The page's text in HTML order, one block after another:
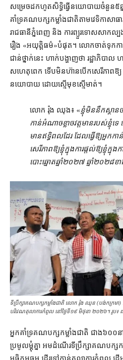
សម្រេច​ដកហូត​សិទ្ធិ​ធ្វើ​នយោបាយ​ចំនួន​៥​
គាំទ្រ​គណបក្ស​កម្លាំង​ជាតិ​តាម​វេទិកាសា
រាជធានី​ភ្នំពេញ និង ការ​ព្យួរទោស​សាកល្
រឿង «​អយុត្តិធម៌​»​បំផុត​។ លោក​ចាត់ទុក​កា
ជាន់ថ្នាក់​នេះ ហាក់​បង្ហាញថា រដ្ឋាភិប
សហេតុ​ពេក ទើប​មិន​ហ៊ាន​បើក​សេរីភាព​ឱ្
នយោបាយ ដោយ​ស្មើ​មុខ​ស្មើ​មាត់។
លោក រ៉ុង ឈុង៖ «ខ្ញុំ​មិន​នឹក​ស្ថាន​ថ
កាន់អំណាច​ខ្លាច​វត្តមាន​របស់ខ្ញុំ​ទេ
មាន​ឥទ្ធិពល​ដែរ ដែល​ធ្វើ​ឱ្យ​អ្នក
សេរីភាព​ឱ្យ​ខ្ញុំ​ក្នុង​ការ​ផ្ដល់​ឱ្យ​ខ្ញុំ​ក្នុង​
បោះឆ្នោត​ឆ្នាំ​២០២៧ ឆ្នាំ​២០២៨​ខ
ទីប្រឹក្សា​គណបក្ស​កម្លាំងជាតិ លោក រ៉ុង ឈុន (បង់កក្រមា)
បរិវេណតុលាការ​កំពូល នៅថ្ងៃទី១៩ មិថុនា ២០២៦។ រូប៖ ព
អ្នកគាំទ្រ​គណបក្ស​កម្លាំង​ជាតិ ជាង​៦០០​ន
ប្រមូល​ម្ដុំ​គ្នា អមដំណើរ​ទីប្រឹក្សា​គណបក្